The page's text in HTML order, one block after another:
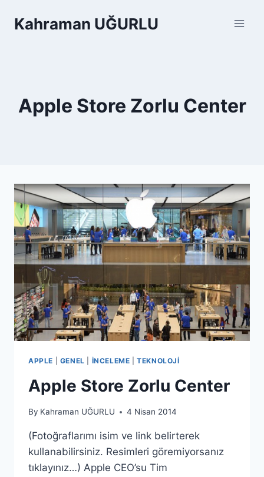
Kahraman UĞURLU
Apple Store Zorlu Center
APPLE GENEL İNCELEME |TEKNOLOJI
Apple Store Zorlu Center
By Kahraman UĞURLU 4 Nisan 2014
(Fotoğraflarımı isim ve link belirterek
kullanabilirsiniz. Resimleri göremiyorsanız
tıklayınız…) Apple CEO’su Tim